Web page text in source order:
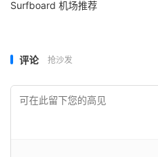
Surfboard 机场推荐
评论 抢沙发